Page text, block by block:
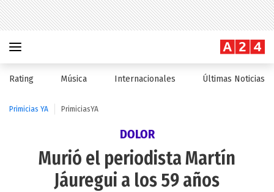
Rating Música Internacionales Últimas Noticias
Primicias YA PrimiciasYA
DOLOR
Murió el periodista Martín
Jáuregui a los 59 años